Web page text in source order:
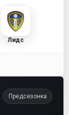
Лидс
Предсезонка